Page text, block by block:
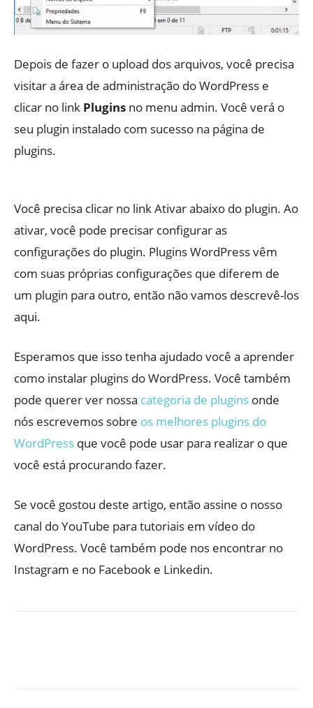
Depois de fazer o upload dos arquivos, você precisa
visitar a área de administração do WordPress e
clicar no link Plugins no menu admin. Você verá o
seu plugin instalado com sucesso na página de
plugins.
Você precisa clicar no link Ativar abaixo do plugin. Ao
ativar, você pode precisar configurar as
configurações do plugin. Plugins WordPress vêm
com suas próprias configurações que diferem de
um plugin para outro, então não vamos descrevê-los
aqui.
Esperamos que isso tenha ajudado você a aprender
como instalar plugins do WordPress. Você também
pode querer ver nossa categoria de plugins onde
nós escrevemos sobre os melhores plugins do
WordPress que você pode usar para realizar o que
você está procurando fazer.
Se você gostou deste artigo, então assine o nosso
canal do YouTube para tutoriais em vídeo do
WordPress. Você também pode nos encontrar no
Instagram e no Facebook e Linkedin.